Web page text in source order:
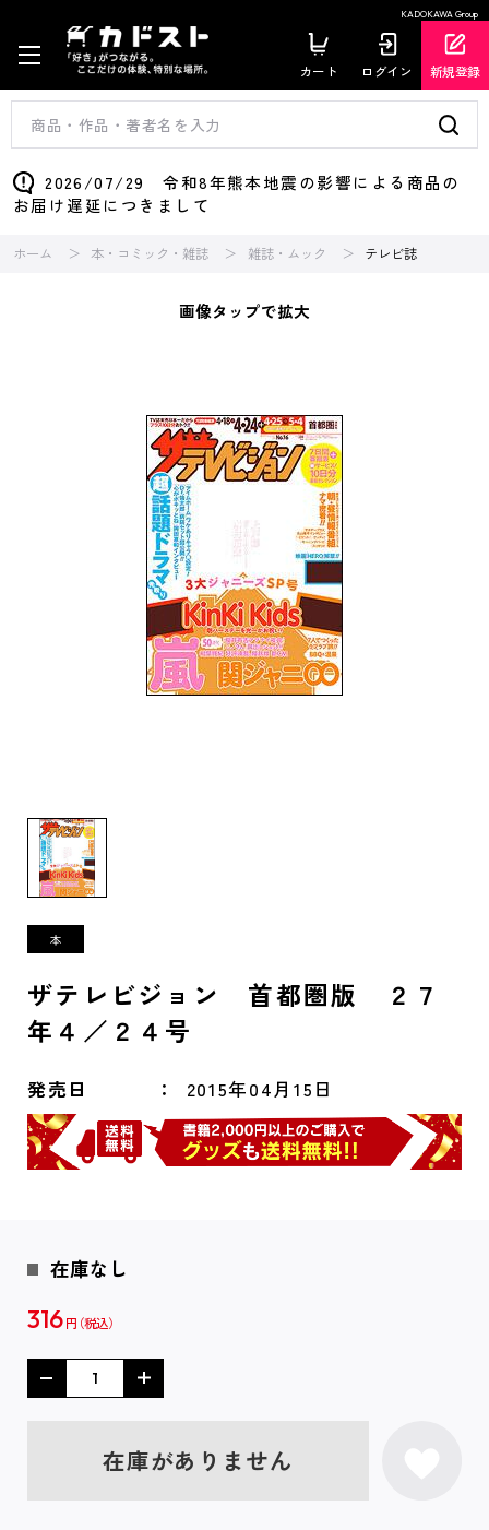
KADOKAWA Group
カート ログイン 新規登録
2026/07/29 令和8年熊本地震の影響による商品の
お届け遅延につきまして
ホーム 本・コミック・雑誌 雑誌・ムック テレビ誌
画像タップで拡大
ザテレビジョン 首都圏版 ２７
年４／２４号
発売日 2015年04月15日
在庫なし
316 円
在庫がありません